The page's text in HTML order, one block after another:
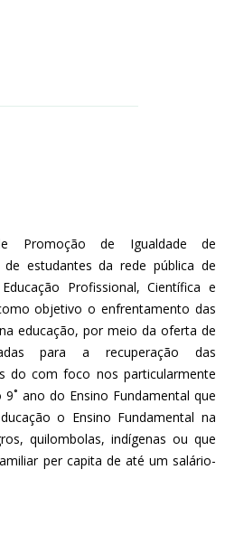
Promoção de Igualdade de
estudantes da rede pública de
Profissional, Científica e
objetivo o enfrentamento das
educação, por meio da oferta de
para a recuperação das
do com foco nos particularmente
ano do Ensino Fundamental que
o Ensino Fundamental na
quilombolas, indígenas ou que
per capita de até um salário-